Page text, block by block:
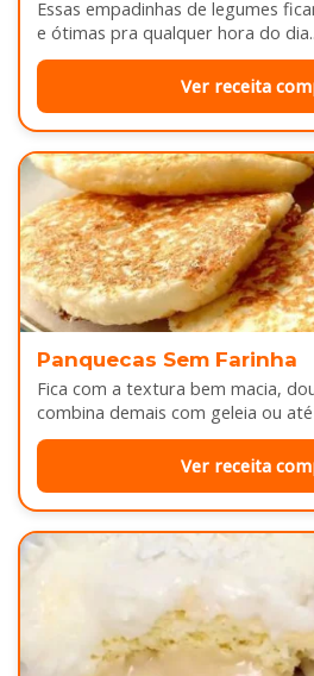
Essas empadinhas de legumes
e ótimas pra qualquer hora do
Ver receita
Panquecas Sem Farinha
Fica com a textura bem macia,
combina demais com geleia ou
derretendo por cima...
Ver receita